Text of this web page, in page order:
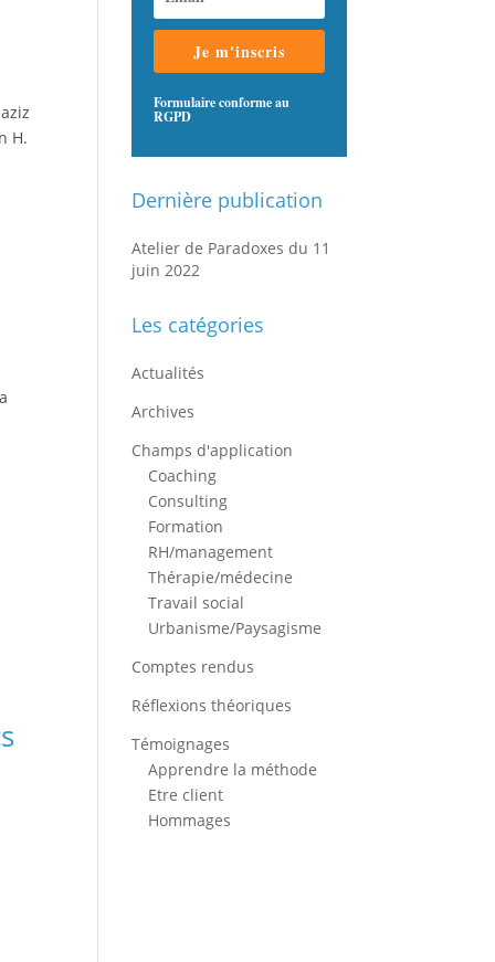
H.
Je m'inscris
Formulaire conforme au
RGPD
Dernière publication
Atelier de Paradoxes du 11
juin 2022
Les catégories
Actualités
Archives
Champs d'application
Coaching
Consulting
Formation
RH/management
Thérapie/médecine
Travail social
Urbanisme/Paysagisme
Comptes rendus
Réflexions théoriques
Témoignages
Apprendre la méthode
Etre client
Hommages